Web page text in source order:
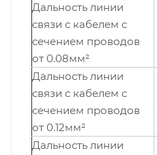
Дальность линии
связи с кабелем с
сечением проводов
от 0.08мм²
Дальность линии
связи с кабелем с
сечением проводов
от 0.12мм²
Дальность линии